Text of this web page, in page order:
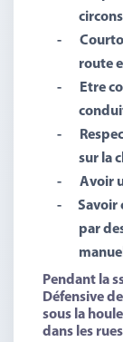
-
route
-
Etre
-
sur la
-
Avoir
-
Savoir
par
Pendant la s
Défensive
sous la
dans les